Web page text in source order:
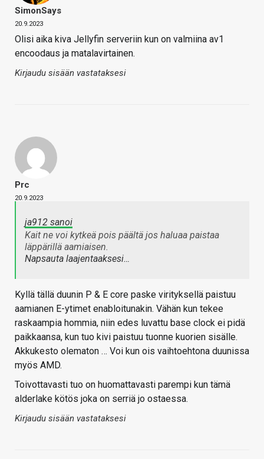
SimonSays
20.9.2023
Olisi aika kiva Jellyfin serveriin kun on valmiina av1
encoodaus ja matalavirtainen.
Kirjaudu sisään vastataksesi
Prc
20.9.2023
ja912 sanoi
Kait ne voi kytkeä pois päältä jos haluaa paistaa
läppärillä aamiaisen.
Napsauta laajentaaksesi…
Kyllä tällä duunin P & E core paske virityksellä paistuu
aamianen E-ytimet enabloitunakin. Vähän kun tekee
raskaampia hommia, niin edes luvattu base clock ei pidä
paikkaansa, kun tuo kivi paistuu tuonne kuorien sisälle.
Akkukesto olematon … Voi kun ois vaihtoehtona duunissa
myös AMD.
Toivottavasti tuo on huomattavasti parempi kun tämä
alderlake kötös joka on serriä jo ostaessa.
Kirjaudu sisään vastataksesi